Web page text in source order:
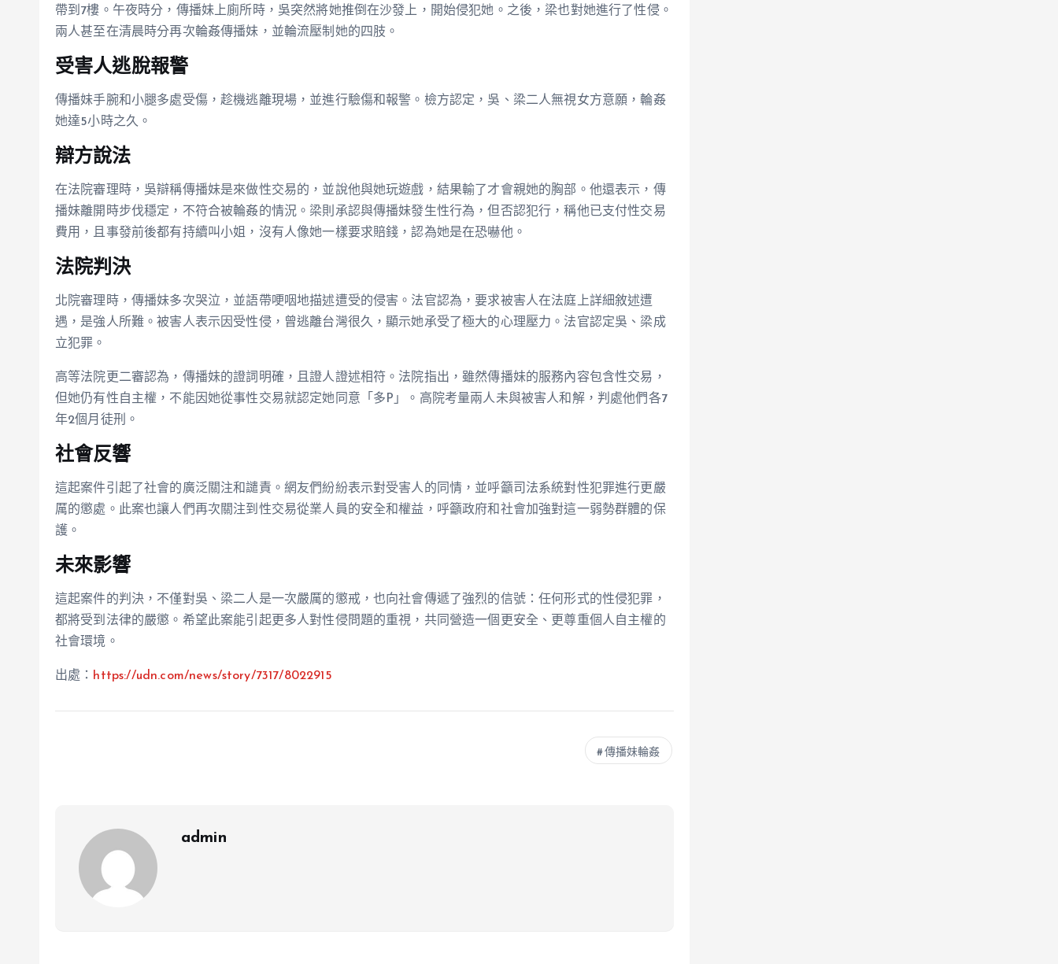
帶到7樓。午夜時分，傳播妹上廁所時，吳突然將她推倒在沙發上，開始侵犯她。之後，梁也對她進行了性侵。
兩人甚至在清晨時分再次輪姦傳播妹，並輪流壓制她的四肢。
受害人逃脫報警
傳播妹手腕和小腿多處受傷，趁機逃離現場，並進行驗傷和報警。檢方認定，吳、梁二人無視女方意願，輪姦
她達5小時之久。
辯方說法
在法院審理時，吳辯稱傳播妹是來做性交易的，並說他與她玩遊戲，結果輸了才會親她的胸部。他還表示，傳
播妹離開時步伐穩定，不符合被輪姦的情況。梁則承認與傳播妹發生性行為，但否認犯行，稱他已支付性交易
費用，且事發前後都有持續叫小姐，沒有人像她一樣要求賠錢，認為她是在恐嚇他。
法院判決
北院審理時，傳播妹多次哭泣，並語帶哽咽地描述遭受的侵害。法官認為，要求被害人在法庭上詳細敘述遭
遇，是強人所難。被害人表示因受性侵，曾逃離台灣很久，顯示她承受了極大的心理壓力。法官認定吳、梁成
立犯罪。
高等法院更二審認為，傳播妹的證詞明確，且證人證述相符。法院指出，雖然傳播妹的服務內容包含性交易，
但她仍有性自主權，不能因她從事性交易就認定她同意「多P」。高院考量兩人未與被害人和解，判處他們各7
年2個月徒刑。
社會反響
這起案件引起了社會的廣泛關注和譴責。網友們紛紛表示對受害人的同情，並呼籲司法系統對性犯罪進行更嚴
厲的懲處。此案也讓人們再次關注到性交易從業人員的安全和權益，呼籲政府和社會加強對這一弱勢群體的保
護。
未來影響
這起案件的判決，不僅對吳、梁二人是一次嚴厲的懲戒，也向社會傳遞了強烈的信號：任何形式的性侵犯罪，
都將受到法律的嚴懲。希望此案能引起更多人對性侵問題的重視，共同營造一個更安全、更尊重個人自主權的
社會環境。
出處： https://udn.com/news/story/7317/8022915
傳播妹輪姦
admin